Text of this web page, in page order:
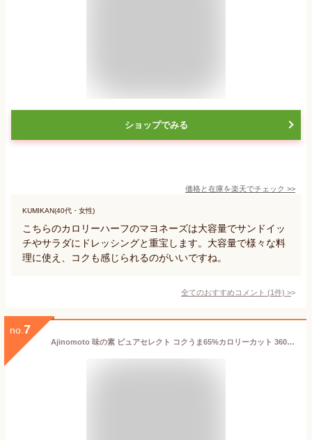
ショップでみる
価格と在庫を楽天でチェック >>
KUMIKAN(40代・女性)
こちらのカロリーハーフのマヨネーズは大容量でサンドイッ
チやサラダにドレッシングと重宝します。大容量で様々な料
理に使え、コクも感じられるのがいいですね。
全てのおすすめコメント (1件) >
no. 7
Ajinomoto 味の素 ピュアセレクト コクうま65%カロリーカット 360g×2個